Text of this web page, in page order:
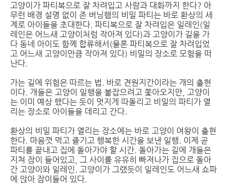
고양이가 파티복으로 잘 차려입고 사람과 대화까지 한다? 아
무런 배경 설명 없이 존 버닝햄의 비밀 파티는 바로 환상의 세
계로 아이들을 초대한다. 파티복으로 잘 차려입은 일레인(일
레인은 어느새 고양이처럼 작아져 있다)과 고양이가 길을 가
다 동네 아이도 함께 합류해서(물론 파티복으로 잘 차려입었
고 어느새 고양이만큼 작아져 있다) 비밀의 장소로 모험을 떠
난다.
가는 길에 위험은 따르는 법. 바로 견원지간이라는 개의 출현
이다. 개들은 고양이 일행을 붙잡으려고 쫓아오지만, 고양이
는 이미 예상 했다는 듯이 멋지게 따돌리고 비밀의 파티가 열
리는 장소로 아이들을 데리고 간다.
환상의 비밀 파티가 열리는 장소에는 바로 고양이 여왕이 출현
한다. 마음껏 먹고 즐기고 행복한 시간을 보낸 일행. 이제 곧
파티를 끝내고 집에 돌아가야 할 시간. 돌아가는 길에 개들은
지쳐 잠이 들어있고, 그 사이를 유유히 빠져나가 집으로 돌아
간 고양이와 일레인. 고양이가 그랬듯이 일레인도 어느새 쇼파
에 앉아 잠이들어 있다.